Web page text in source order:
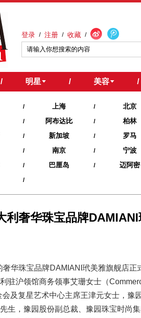
登录 / 注册 / 收藏 /
/ 明星 / 美容 /
/ 上海 / 北京
/ 阿布达比 / 柏林
/ 新加坡 / 罗马
/ 南京 / 宁波
/ 巴厘岛 / 迈阿密
/
利奢华珠宝品牌
华珠宝品牌DAMIANI玳美雅旗舰店正
驻沪领馆商务领事艾珊女士（
及复星艺术中心主席王津元女士，豫
生，豫园股份副总裁、豫园珠宝时尚